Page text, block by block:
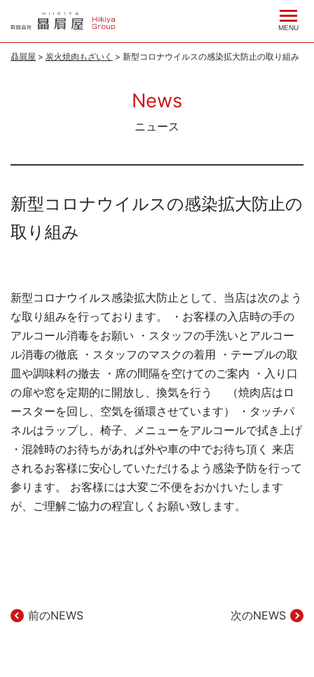
テ
MENU
贔屓屋 > 炭火焼肉もざいく > 新型コロナウイルスの感染拡大防止の取り組み
News
ニュース
新型コロナウイルスの感染拡大防止の
取り組み
新型コロナウイルス感染拡大防止として、当店は次のよう
な取り組みを行っております。 ・お客様の入店時の手の
アルコール消毒をお願い ・スタッフの手洗いとアルコー
ル消毒の徹底 ・スタッフのマスクの着用 ・テーブルの取
皿や調味料の撤去 ・席の間隔を空けてのご案内 ・入り口
の扉や窓を定期的に開放し、換気を行う （焼肉店はロ
ースターを回し、空気を循環させています） ・タッチパ
ネルはラップし、椅子、メニューをアルコールで拭き上げ
・混雑時のお待ちがあれば外や車の中でお待ち頂く 来店
されるお客様に安心していただけるよう感染予防を行って
参ります。 お客様には大変ご不便をおかけいたします
が、ご理解ご協力の程宜しくお願い致します。
投 前のNEWS 次のNEWS